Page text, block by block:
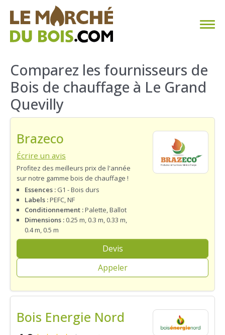
CHAUFFAGE AU BOIS
FAQ
CALCULER SA CONSOMMATION
TROUVER SON FOURNISSEUR
BLOG
ESPACE PRO
Comparez les fournisseurs de
Bois de chauffage à Le Grand
Quevilly
Brazeco
Écrire un avis
Profitez des meilleurs prix de l'année
sur notre gamme bois de chauffage !
Essences : G1 - Bois durs
Labels :PEFC, NF
Conditionnement :Palette, Ballot
Dimensions : 0.25 m, 0.3 m, 0.33 m,
0.4 m, 0.5 m
Devis
Appeler
Bois Energie Nord